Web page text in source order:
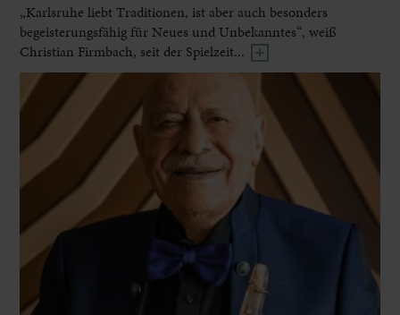
„Karlsruhe liebt Traditionen, ist aber auch besonders
begeisterungsfähig für Neues und Unbekanntes“, weiß
Christian Firmbach, seit der Spielzeit...